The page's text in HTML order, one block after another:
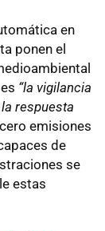
en
ponen el
“la vigilancia
respuesta
emisiones
de
se
estas